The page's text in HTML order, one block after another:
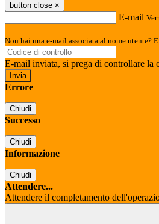
button close ×
E-mail
Non hai una e-mail associata al nome utente?
E-mail inviata, si prega di controllare la
Errore
Chiudi
Successo
Chiudi
Informazione
Chiudi
Attendere...
Attendere il completamento